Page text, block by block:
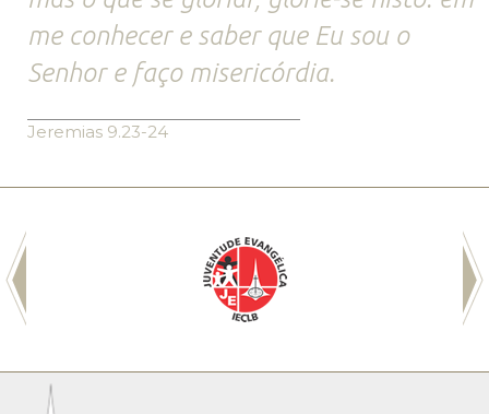
me conhecer e saber que Eu sou o
Senhor e faço misericórdia.
Jeremias 9.23-24